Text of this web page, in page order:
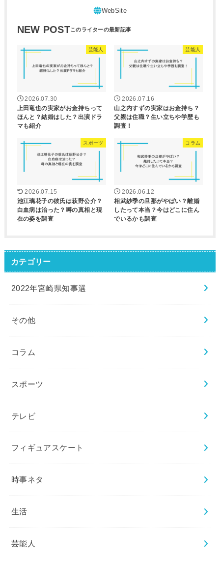
NEW POST
芸能人
2026.07.30
上田竜也の実家がお金持ちって
ほんと？結婚はした？出演ドラ
マも紹介
芸能人
2026.07.16
山之内すずの実家はお金持ち？
父親は住職？生い立ちや学歴も
調査！
スポーツ
2026.07.15
池江璃花子の彼氏は萩野公介？
白血病は治った？噂の真相と現
在の姿を調査
コラム
2026.06.12
相武紗季の旦那がやばい？離婚
したって本当？今はどこに住ん
でいるかも調査
カテゴリー
2022年宮崎県知事選
その他
コラム
スポーツ
テレビ
フィギュアスケート
時事ネタ
生活
芸能人